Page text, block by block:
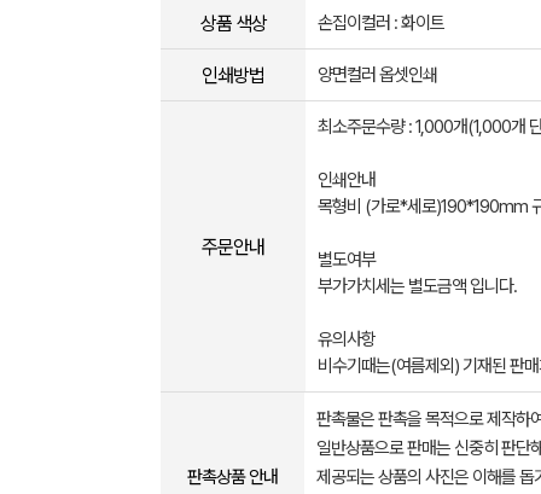
상품 색상 손집이컬러 : 화이트
인쇄방법 양면컬러 옵셋인쇄
주문안내
최소주문수량 : 1,000개(1,000개
인쇄안내
목형비 (가로*세로)190*190mm
별도여부
부가가치세는 별도금액 입니다.
유의사항
비수기때는(여름제외) 기재된 판
판촉상품 안내
판촉물은 판촉을 목적으로 제작하
일반상품으로 판매는 신중히 판단
제공되는 상품의 사진은 이해를